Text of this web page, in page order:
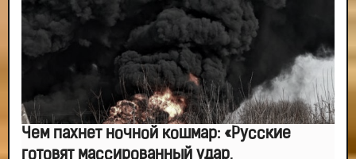
-- Люблю давать советы и очень не люблю, когда их дают мне.
Чем пахнет ночной кошмар: «Русские
готовят массированный удар,